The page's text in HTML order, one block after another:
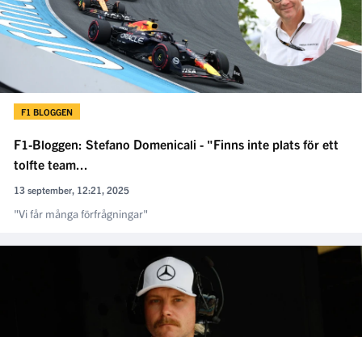
F1 BLOGGEN
F1-Bloggen: Stefano Domenicali - "Finns inte plats för ett
tolfte team...
13 september, 12:21, 2025
"Vi får många förfrågningar"